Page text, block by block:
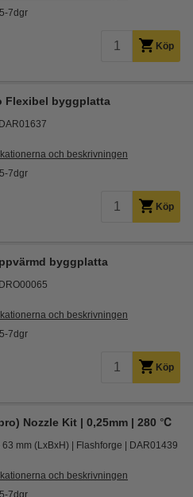
7dgr
Köp
Flexibel byggplatta
DAR01637
och beskrivningen
7dgr
Köp
byggplatta
DRO00065
och beskrivningen
7dgr
Köp
Nozzle Kit | 0,25mm | 280 ℃
mm (LxBxH) Flashforge DAR01439
och beskrivningen
7dgr